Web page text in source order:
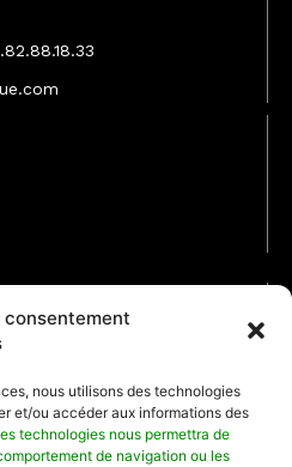
nous utilisons des technologies
et/ou accéder aux informations des
technologies nous permettra de
de navigation ou les